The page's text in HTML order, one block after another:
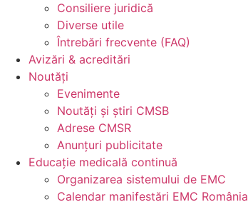
Consiliere juridică
Diverse utile
Întrebări frecvente (FAQ)
Avizări & acreditări
Noutăți
Evenimente
Noutăți și știri CMSB
Adrese CMSR
Anunțuri publicitate
Educație medicală continuă
Organizarea sistemului de EMC
Calendar manifestări EMC România